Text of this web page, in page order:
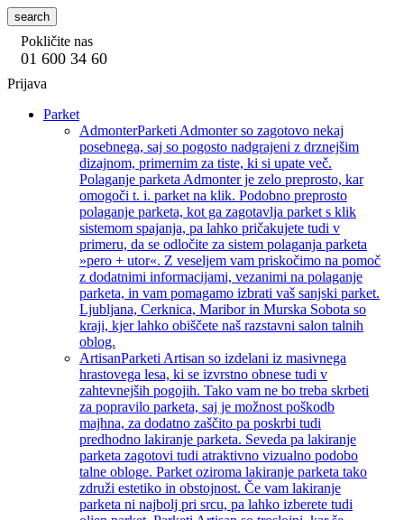
search
Pokličite nas
01 600 34 60
Prijava
Parket
AdmonterParketi Admonter so zagotovo nekaj
posebnega, saj so pogosto nadgrajeni z drznejšim
dizajnom, primernim za tiste, ki si upate več.
Polaganje parketa Admonter je zelo preprosto, kar
omogoči t. i. parket na klik. Podobno preprosto
polaganje parketa, kot ga zagotavlja parket s klik
sistemom spajanja, pa lahko pričakujete tudi v
primeru, da se odločite za sistem polaganja parketa
»pero + utor«. Z veseljem vam priskočimo na pomoč
z dodatnimi informacijami, vezanimi na polaganje
parketa, in vam pomagamo izbrati vaš sanjski parket.
Ljubljana, Cerknica, Maribor in Murska Sobota so
kraji, kjer lahko obiščete naš razstavni salon talnih
oblog.
ArtisanParketi Artisan so izdelani iz masivnega
hrastovega lesa, ki se izvrstno obnese tudi v
zahtevnejših pogojih. Tako vam ne bo treba skrbeti
za popravilo parketa, saj je možnost poškodb
majhna, za dodatno zaščito pa poskrbi tudi
predhodno lakiranje parketa. Seveda pa lakiranje
parketa zagotovi tudi atraktivno vizualno podobo
talne obloge. Parket oziroma lakiranje parketa tako
združi estetiko in obstojnost. Če vam lakiranje
parketa ni najbolj pri srcu, pa lahko izberete tudi